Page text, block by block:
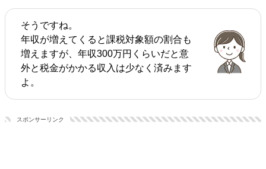
そうですね。
年収が増えてくると課税対象額の割合も
増えますが、年収300万円くらいだと意
外と税金がかかる収入は少なく済みます
よ。
スポンサーリンク